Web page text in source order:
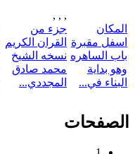
المكان
اسفل مقبرة
باب الساهره
وهو بداية
البناء في...
,
,
,
جزء من
القران الكريم
نسخه الشيخ
محمد صادق
المجددي...
الصفحات